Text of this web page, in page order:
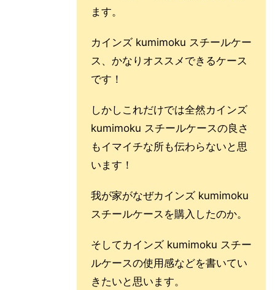
ます。
カインズ kumimoku スチールケー
ス、かなりオススメできるケース
です！
しかしこれだけでは全然カインズ
kumimoku スチールケースの良さ
もイマイチな所も伝わらないと思
います！
我が家がなぜカインズ kumimoku
スチールケースを購入したのか。
そしてカインズ kumimoku スチー
ルケースの使用感などを書いてい
きたいと思います。